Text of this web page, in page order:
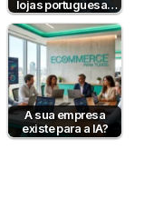
lojas portuguesas
de produtos para
animais
A sua empresa
existe para a IA?